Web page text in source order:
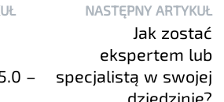
–
NASTĘPNY ARTYKUŁ
Jak zostać
ekspertem lub
specjalistą w swojej
dziedzinie?